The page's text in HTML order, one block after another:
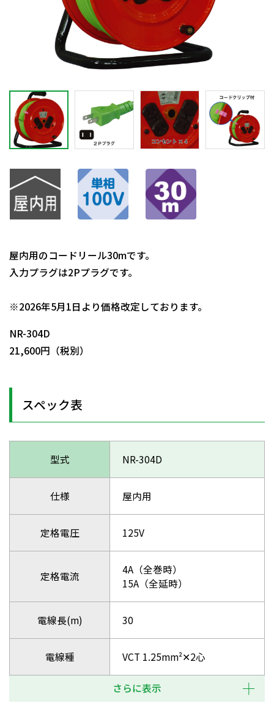
屋内用のコードリール30mです。
入力プラグは2Pプラグです。
※2026年5月1日より価格改定しております。
NR-304D
21,600円（税別）
スペック表
型式 NR-304D
仕様 屋内用
定格電圧 125V
定格電流
4A（全巻時）
15A（全延時）
電線長(m) 30
電線種 VCT 1.25mm²✕2心
さらに表示